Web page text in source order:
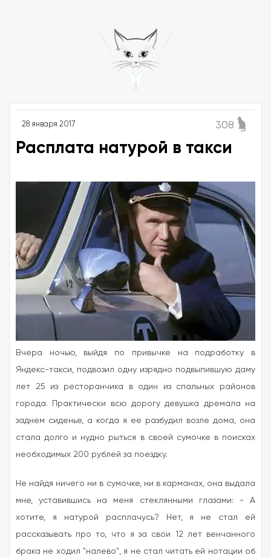
28 января 2017 308
Расплата натурой в такси
Вчера ночью, выйдя по привычке на подработку в
Яндекс-такси, подвозил одну изрядно подвыпившую даму
лет 25 из ресторанчика в один из спальных районов
города. Практически всю дорогу девушка дремала на
заднем сиденье, а когда я ее разбудил возле дома, она
стала долго и нудно рыться в своей сумочке в поисках
необходимых 200 рублей за поездку.
Не найдя ничего ни в сумочке, ни в карманах, она выдала
мне, уставившись на меня стеклянными глазами: - А
хотите, я натурой расплачусь? Нет, я не стал ей
рассказывать про то, что я за свои 12 лет венчанного
брака не ходил "налево", я не стал читать ей нотации об